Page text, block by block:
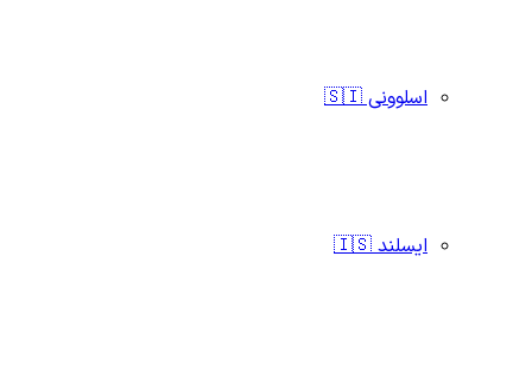
اسلوونی 🇸🇮
ایسلند 🇮🇸